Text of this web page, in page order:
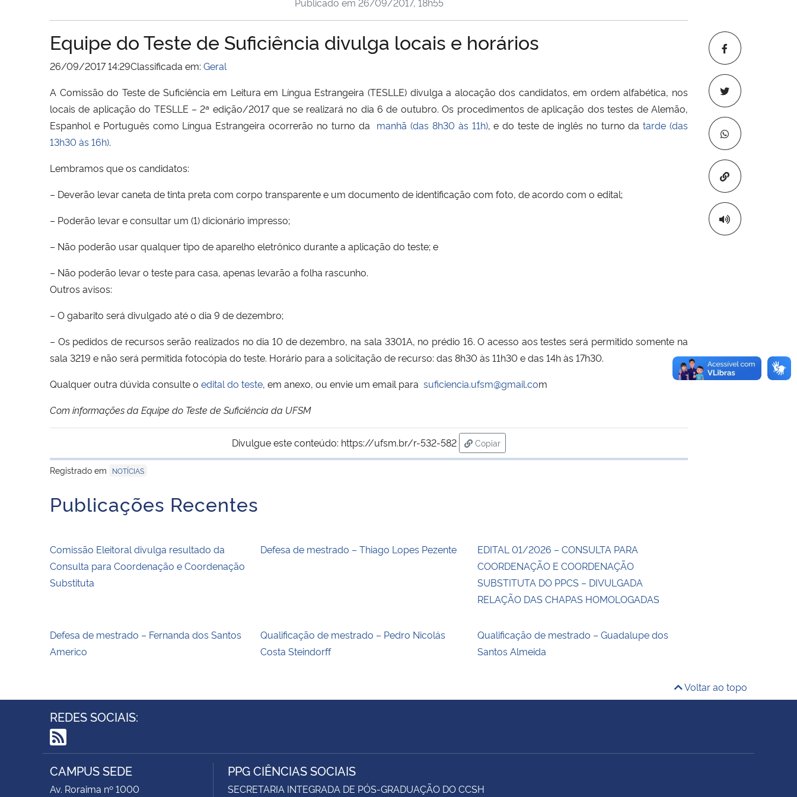
Copiar para
Equipe do Teste de Suficiência divulga locais e horários
26/09/2017 14:29Classificada em: Geral
A Comissão do Teste de Suficiência em Leitura em Língua Estrangeira (TESLLE) divulga a alocação dos candidatos, em ordem alfabética, nos
locais de aplicação do TESLLE – 2ª edição/2017 que se realizará no dia 6 de outubro. Os procedimentos de aplicação dos testes de Alemão,
Espanhol e Português como Língua Estrangeira ocorrerão no turno da manhã (das 8h30 às 11h), e do teste de inglês no turno datarde (das
13h30 às 16h).
Lembramos que os candidatos:
– Deverão levar caneta de tinta preta com corpo transparente e um documento de identificação com foto, de acordo com o edital;
– Poderão levar e consultar um (1) dicionário impresso;
– Não poderão usar qualquer tipo de aparelho eletrônico durante a aplicação do teste; e
– Não poderão levar o teste para casa, apenas levarão a folha rascunho.
Outros avisos:
– O gabarito será divulgado até o dia 9 de dezembro;
– Os pedidos de recursos serão realizados no dia 10 de dezembro, na sala 3301A, no prédio 16. O acesso aos testes será permitido somente na
sala 3219 e não será permitida fotocópia do teste. Horário para a solicitação de recurso: das 8h30 às 11h30 e das 14h às 17h30.
Qualquer outra dúvida consulte o edital do teste, em anexo, ou envie um email para suficiencia.ufsm@gmail.com
Com informações da Equipe do Teste de Suficiência da UFSM
Divulgue este conteúdo: https://ufsm.br/r-532-582
Copiar
para área de transferência
Registrado em
NOTÍCIAS
Publicações Recentes
Comissão Eleitoral divulga resultado da
Consulta para Coordenação e Coordenação
Substituta
Defesa de mestrado – Thiago Lopes Pezente
EDITAL 01/2026 – CONSULTA PARA
COORDENAÇÃO E COORDENAÇÃO
SUBSTITUTA DO PPCS – DIVULGADA
RELAÇÃO DAS CHAPAS HOMOLOGADAS
Defesa de mestrado – Fernanda dos Santos
Americo
Qualificação de mestrado – Pedro Nicolás
Costa Steindorff
Qualificação de mestrado – Guadalupe dos
Santos Almeida
Voltar ao topo
REDES SOCIAIS:
RSS
CAMPUS SEDE
Av. Roraima nº 1000
PPG CIÊNCIAS SOCIAIS
SECRETARIA INTEGRADA DE PÓS-GRADUAÇÃO DO CCSH